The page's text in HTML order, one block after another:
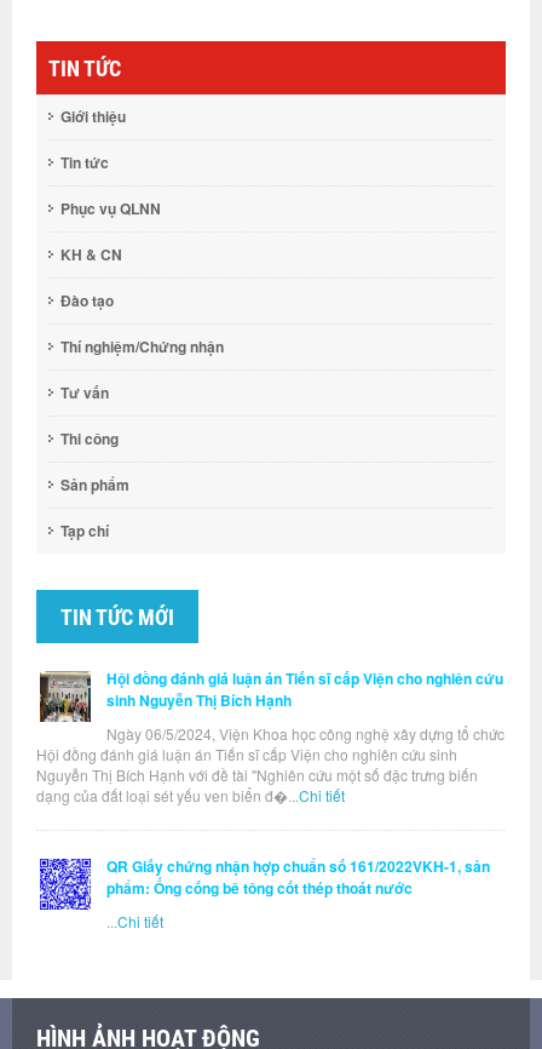
TIN TỨC
Giới thiệu
Tin tức
Phục vụ QLNN
KH & CN
Đào tạo
Thí nghiệm/Chứng nhận
Tư vấn
Thi công
Sản phẩm
Tạp chí
TIN TỨC MỚI
Hội đồng đánh giá luận án Tiến sĩ cấp Viện cho nghiên cứu
sinh Nguyễn Thị Bích Hạnh
Ngày 06/5/2024, Viện Khoa học công nghệ xây dựng tổ chức
Hội đồng đánh giá luận án Tiến sĩ cấp Viện cho nghiên cứu sinh
Nguyễn Thị Bích Hạnh với đề tài "Nghiên cứu một số đặc trưng biến
dạng của đất loại sét yếu ven biển đ�... Chi tiết
QR Giấy chứng nhận hợp chuẩn số 161/2022VKH-1, sản
phẩm: Ống cống bê tông cốt thép thoát nước
Chi tiết
HÌNH ẢNH HOẠT ĐỘNG